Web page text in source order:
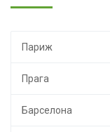
Париж
Прага
Барселона